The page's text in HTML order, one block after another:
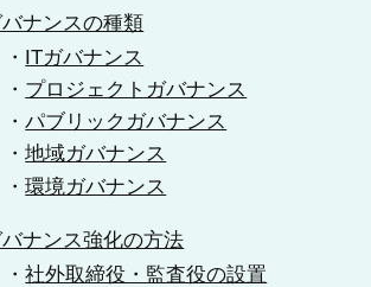
バナンスの種類
ITガバナンス
プロジェクトガバナンス
パブリックガバナンス
地域ガバナンス
環境ガバナンス
バナンス強化の方法
社外取締役・監査役の設置